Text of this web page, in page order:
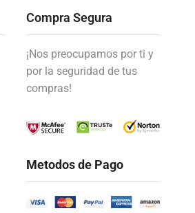
Compra Segura
¡Nos preocupamos por ti y
por la seguridad de tus
compras!
Metodos de Pago